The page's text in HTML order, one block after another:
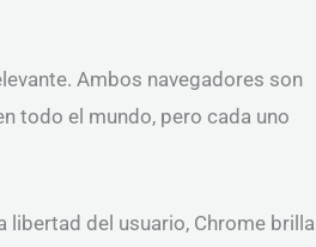
Ambos navegadores son
todo el mundo, pero cada uno
del usuario, Chrome brilla